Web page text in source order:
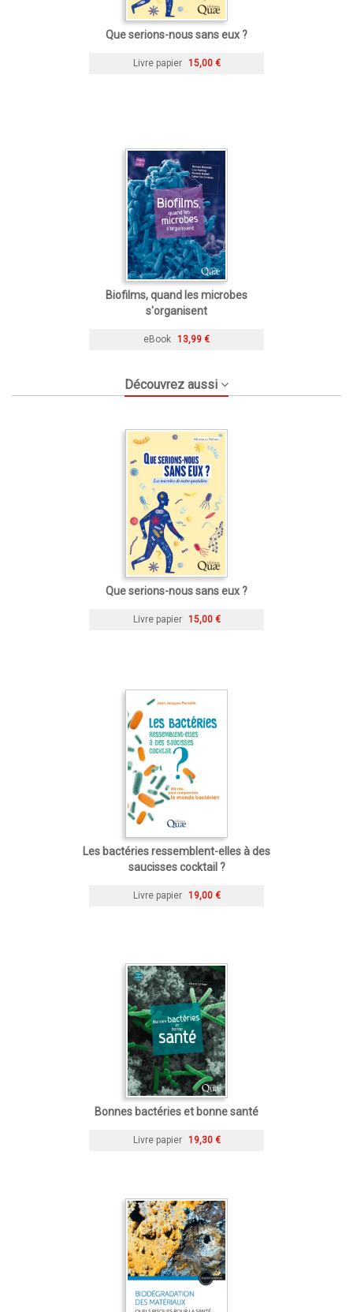
Que serions-nous sans eux ?
Livre papier 15,00 €
Biofilms, quand les microbes
s'organisent
eBook 13,99 €
Découvrez aussi
Que serions-nous sans eux ?
Livre papier 15,00 €
Les bactéries ressemblent-elles à des
saucisses cocktail ?
Livre papier 19,00 €
Bonnes bactéries et bonne santé
Livre papier 19,30 €